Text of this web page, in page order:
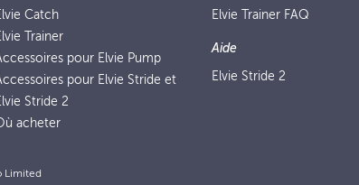
Catch
Trainer
pour Elvie Pump
pour Elvie Stride et
Stride 2
acheter
Elvie Trainer FAQ
Aide
Elvie Stride 2
Limited